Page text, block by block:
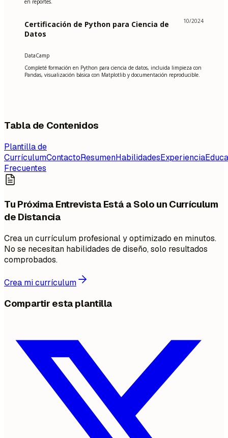
Certificación de Python para Ciencia de
Datos
10/2024
DataCamp
Completé formación en Python para ciencia de datos, incluida limpieza con
Pandas, visualización básica con Matplotlib y documentación reproducible.
Tabla de Contenidos
Plantilla de
CurrículumContactoResumenHabilidadesExperiencia
Frecuentes
Tu Próxima Entrevista Está a Solo un Currículum
de Distancia
Crea un currículum profesional y optimizado en minutos.
No se necesitan habilidades de diseño, solo resultados
comprobados.
Crea mi currículum
Compartir esta plantilla